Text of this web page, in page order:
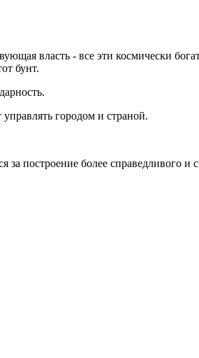
власть - все эти космически
бунт.
городом и страной.
построение более справедливого и